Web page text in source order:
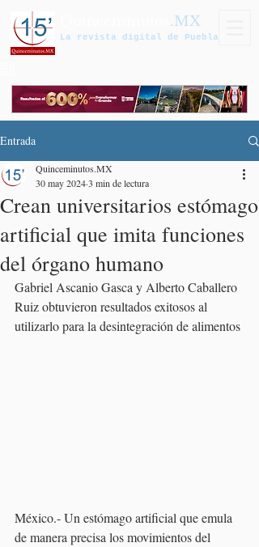
.MX
La revista digital de Puebla
Entrada
Crean universitarios estómago
artificial que imita funciones
del órgano humano
Quinceminutos.MX
30 may 20243 min de lectura
Gabriel Ascanio Gasca y Alberto Caballero
Ruiz obtuvieron resultados exitosos al
utilizarlo para la desintegración de alimentos
México.- Un estómago artificial que emula
de manera precisa los movimientos del